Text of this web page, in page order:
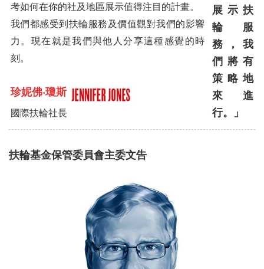
考如何在你的社及地區展示值得注目的計畫。
我們都感受到扶輪服務及價值觀對我們的影響
力。現在就是我們與他人分享這種感覺的時
刻。
珍妮佛‧瓊斯
國際扶輪社長
展示扶
輪服
務，我
們將有
策略地
來進
行。」
扶輪基金保管委員會主委文告